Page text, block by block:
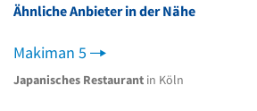
Ähnliche Anbieter in der Nähe
Makiman 5
Japanisches Restaurant in Köln